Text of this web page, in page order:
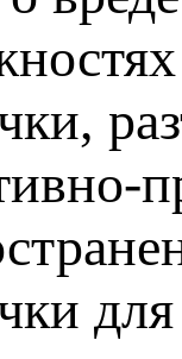
для